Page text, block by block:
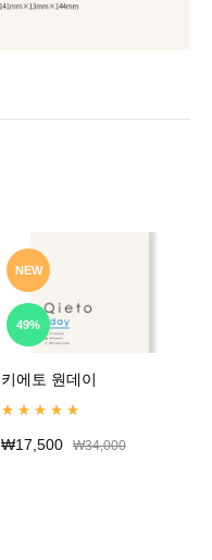
NEW
49%
키에토 원데이
₩17,500 ₩34,000